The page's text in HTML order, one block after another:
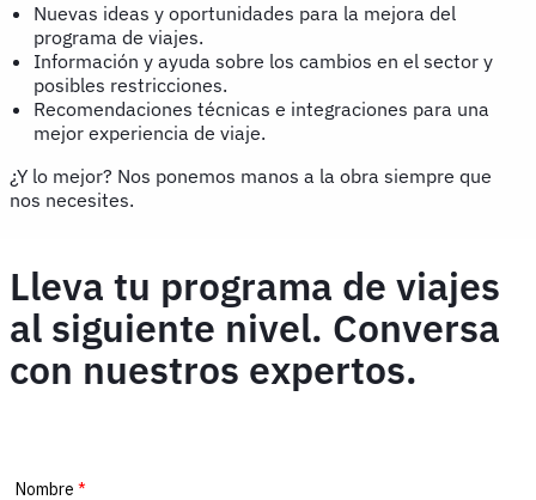
Nuevas ideas y oportunidades para la mejora del
programa de viajes.
Información y ayuda sobre los cambios en el sector y
posibles restricciones.
Recomendaciones técnicas e integraciones para una
mejor experiencia de viaje.
¿Y lo mejor? Nos ponemos manos a la obra siempre que
nos necesites.
Lleva tu programa de viajes
al siguiente nivel. Conversa
con nuestros expertos.